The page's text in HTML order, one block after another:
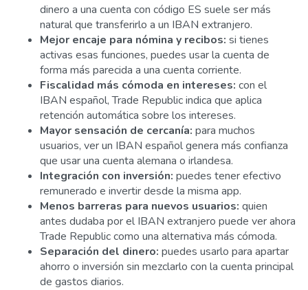
dinero a una cuenta con código ES suele ser más
natural que transferirlo a un IBAN extranjero.
Mejor encaje para nómina y recibos: si tienes
activas esas funciones, puedes usar la cuenta de
forma más parecida a una cuenta corriente.
Fiscalidad más cómoda en intereses: con el
IBAN español, Trade Republic indica que aplica
retención automática sobre los intereses.
Mayor sensación de cercanía: para muchos
usuarios, ver un IBAN español genera más confianza
que usar una cuenta alemana o irlandesa.
Integración con inversión: puedes tener efectivo
remunerado e invertir desde la misma app.
Menos barreras para nuevos usuarios: quien
antes dudaba por el IBAN extranjero puede ver ahora
Trade Republic como una alternativa más cómoda.
Separación del dinero: puedes usarlo para apartar
ahorro o inversión sin mezclarlo con la cuenta principal
de gastos diarios.